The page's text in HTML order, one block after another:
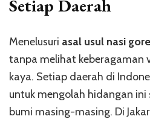
Setiap Daerah
Menelusuri asal usul nasi
tanpa melihat keberagaman
kaya. Setiap daerah di
untuk mengolah hidangan ini
bumi masing-masing. Di